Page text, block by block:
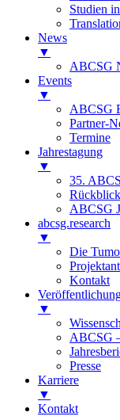
Studien
News
▼
ABCSG
Events
▼
ABCSG
Partner-
Termine
Jahrestagung
▼
35.
ABCSG
abcsg.research
▼
Die
Kontakt
▼
ABCSG
Presse
Karriere
▼
Kontakt